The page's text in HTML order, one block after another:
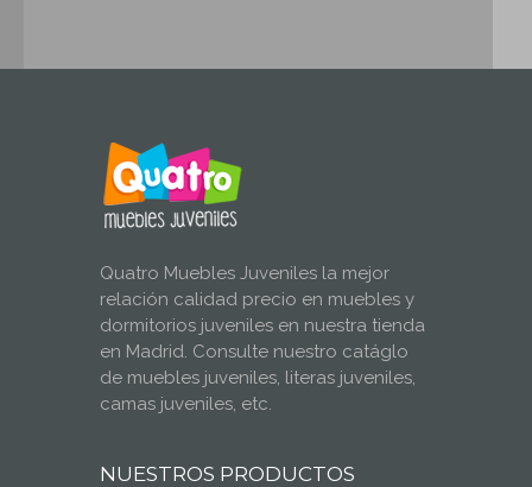
Quatro Muebles Juveniles la mejor
relación calidad precio en muebles y
dormitorios juveniles en nuestra tienda
en Madrid. Consulte nuestro catáglo
de muebles juveniles, literas juveniles,
camas juveniles, etc.
NUESTROS PRODUCTOS